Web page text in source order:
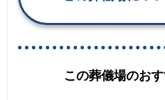
この葬儀場のお